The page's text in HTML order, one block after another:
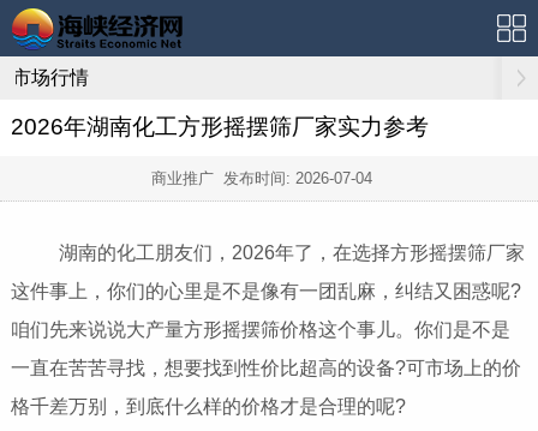
市场行情
2026年湖南化工方形摇摆筛厂家实力参考
商业推广 发布时间: 2026-07-04
湖南的化工朋友们，2026年了，在选择方形摇摆筛厂家
这件事上，你们的心里是不是像有一团乱麻，纠结又困惑呢?
咱们先来说说大产量方形摇摆筛价格这个事儿。你们是不是
一直在苦苦寻找，想要找到性价比超高的设备?可市场上的价
格千差万别，到底什么样的价格才是合理的呢?